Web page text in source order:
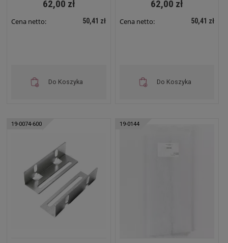
62,00 zł
Cena netto: 50,41 zł
Do Koszyka
62,00 zł
Cena netto: 50,41 zł
Do Koszyka
19-0074-600 19-0144